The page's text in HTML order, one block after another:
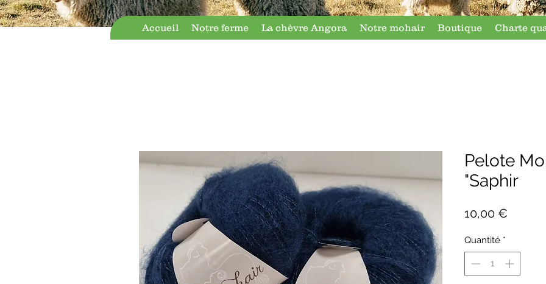
Accueil Notre ferme La chèvre Angora Notre mohair Boutique Charte
Pelote
"Saphir
10,00 €
Quantité *